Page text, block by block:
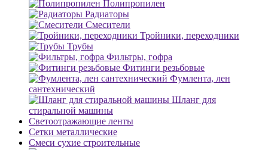
Полипропилен
Радиаторы
Смесители
Тройники, переходники
Трубы
Фильтры, гофра
Фитинги резьбовые
Фумлента, лен
сантехнический
Шланг для
стиральной машины
Светоотражающие ленты
Сетки металлические
Смеси сухие строительные